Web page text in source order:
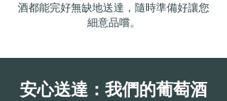
酒都能完好無缺地送達，隨時準備好讓您
細意品嚐。
安心送達：我們的葡萄酒